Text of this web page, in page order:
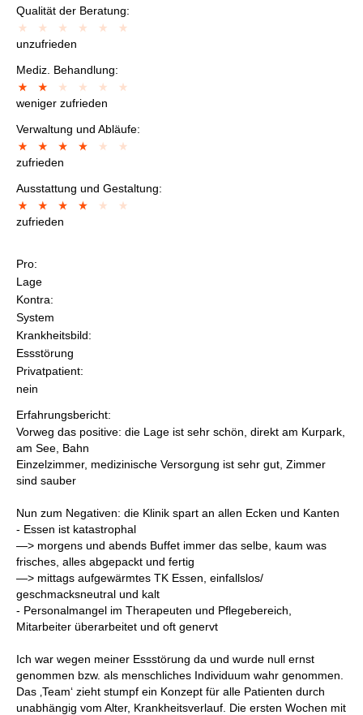
Qualität der Beratung:
unzufrieden
Mediz. Behandlung:
weniger zufrieden
Verwaltung und Abläufe:
zufrieden
Ausstattung und Gestaltung:
zufrieden
Pro:
Lage
Kontra:
System
Krankheitsbild:
Essstörung
Privatpatient:
nein
Erfahrungsbericht:
Vorweg das positive: die Lage ist sehr schön, direkt am Kurpark,
am See, Bahn
Einzelzimmer, medizinische Versorgung ist sehr gut, Zimmer
sind sauber
Nun zum Negativen: die Klinik spart an allen Ecken und Kanten
- Essen ist katastrophal
—> morgens und abends Buffet immer das selbe, kaum was
frisches, alles abgepackt und fertig
—> mittags aufgewärmtes TK Essen, einfallslos/
geschmacksneutral und kalt
- Personalmangel im Therapeuten und Pflegebereich,
Mitarbeiter überarbeitet und oft genervt
Ich war wegen meiner Essstörung da und wurde null ernst
genommen bzw. als menschliches Individuum wahr genommen.
Das ‚Team‘ zieht stumpf ein Konzept für alle Patienten durch
unabhängig vom Alter, Krankheitsverlauf. Die ersten Wochen mit